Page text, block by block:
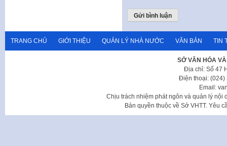
TRANG CHỦ GIỚI THIỆU QUẢN LÝ NHÀ NƯỚC VĂN BẢN TIN
SỞ VĂN HÓA
Địa chỉ: Số 47
Điện thoại: (024)
Email:
Chịu trách nhiệm phát ngôn và quản lý nội
Bản quyền thuộc về Sở VHTT. Yêu